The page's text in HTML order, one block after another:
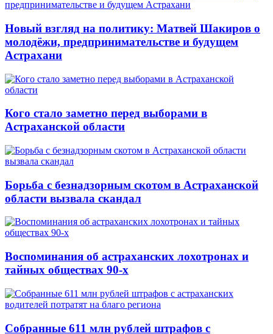
Новый взгляд на политику: Матвей Шакиров о
молодёжи, предпринимательстве и будущем
Астрахани
Кого стало заметно перед выборами в
Астраханской области
Борьба с безнадзорным скотом в Астраханской
области вызвала скандал
Воспоминания об астраханских лохотронах и
тайных обществах 90-х
Собранные 611 млн рублей штрафов с